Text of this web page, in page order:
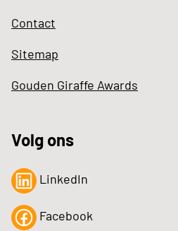
Contact
Sitemap
Gouden Giraffe Awards
Volg ons
LinkedIn
Facebook